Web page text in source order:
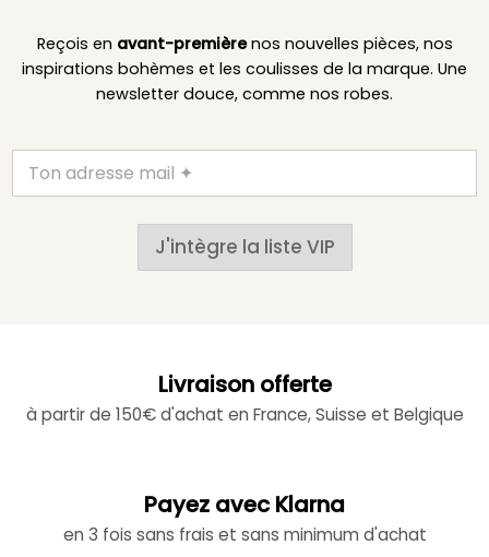
Reçois en avant-premièrenos nouvelles pièces, nos
inspirations bohèmes et les coulisses de la marque. Une
newsletter douce, comme nos robes.
J'intègre la liste VIP
Livraison offerte
à partir de 150€ d'achat en France, Suisse et Belgique
Payez avec Klarna
en 3 fois sans frais et sans minimum d'achat